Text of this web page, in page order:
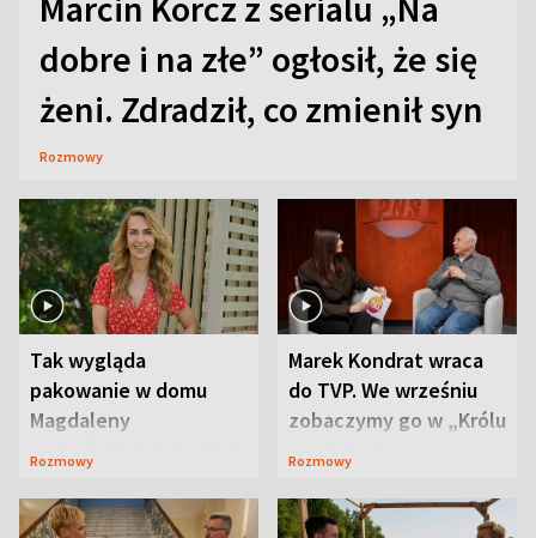
dobre i na złe” ogłosił, że się
żeni. Zdradził, co zmienił syn
Rozmowy
Tak wygląda
pakowanie w domu
Magdaleny
Waligórskiej-Lisieckiej.
Rozmowy
Marek Kondrat wraca
do TVP. We wrześniu
zobaczymy go w „Królu
Maciusiu I”
Rozmowy